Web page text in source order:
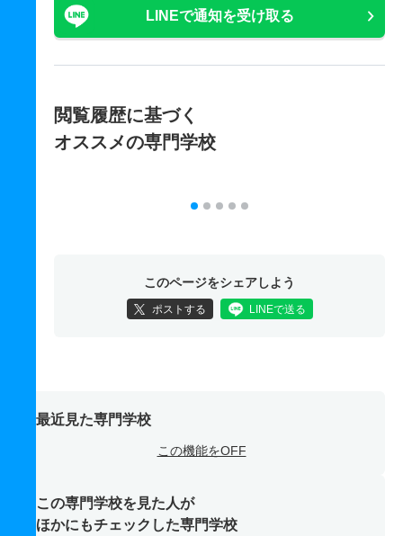
LINEで通知を受け取る
閲覧履歴に基づく
オススメの専門学校
このページをシェアしよう
ポストする LINEで送る
最近見た専門学校
この機能をOFF
この専門学校を見た人が
ほかにもチェックした専門学校